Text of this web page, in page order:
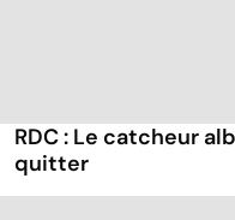
RDC : Le catcheur
quitter